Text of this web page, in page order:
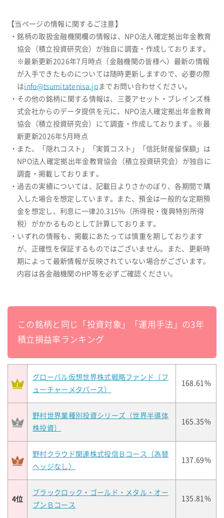
【当ページの情報に関するご注意】
・銘柄の取扱金融機関欄の情報は、NPO法人確定拠出年金教育
協会（積立投資研究会）が独自に調査・作成しております。
※最新更新2026年7月時点（金融機関の皆様へ）最新の情報
が入手できたものについては随時更新しますので、必要の際
はinfo@tsumitatenisa.jp までお問い合わせください。
・その他の銘柄に関する情報は、三菱アセット・ブレインズ株
式会社からのデータ提供を元に、NPO法人確定拠出年金教育
協会（積立投資研究会）にて調査・作成しております。※最
新更新2026年5月時点
・また、「隠れコスト」「実質コスト」「信託財産留保額」は
NPO法人確定拠出年金教育協会（積立投資研究会）が独自に
調査・掲載しております。
・過去の実績については、記載日よりさかのぼり、各期間で購
入した場合を想定しています。また、預金は一般的な定期預
金を想定し、利息に一律20.315%（所得税・復興特別所得
税）がかかるものとして計算しております。
・いずれの情報も、掲載にあたっては慎重を期しております
が、正確性を保証するものではございません。また、更新時
期によって最新情報が反映されていない場合がございます。
内容は各金融機関のHP等を必ずご確認ください。
この銘柄と同じ「投資対象」「運用手法」の3年
積立損益率ランキング
グローバル仮想世界株式戦略ファンド（フ
ューチャーメタバース）
168.61%
野村世界業種別投資シリーズ（世界半導体
株投資）
165.35%
野村クラウド関連株式投信Ｂコース（為替
ヘッジなし）
137.69%
4位
ブラックロック・ゴールド・メタル・オー
プンＢコース
135.81%